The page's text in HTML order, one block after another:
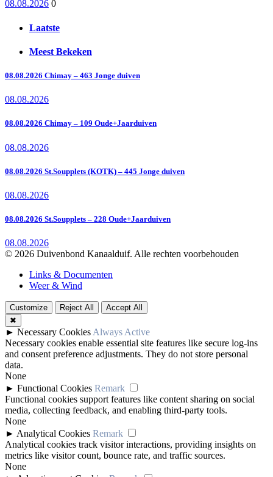
08.08.2026 0
Laatste
Meest Bekeken
08.08.2026 Chimay – 463 Jonge duiven
08.08.2026
08.08.2026 Chimay – 109 Oude+Jaarduiven
08.08.2026
08.08.2026 St.Soupplets (KOTK) – 445 Jonge duiven
08.08.2026
08.08.2026 St.Soupplets – 228 Oude+Jaarduiven
08.08.2026
© 2026 Duivenbond Kanaalduif. Alle rechten voorbehouden
Links & Documenten
Weer & Wind
Customize Reject All
Accept All
✖
► Necessary Cookies Always Active
Necessary cookies enable essential site features like secure log-ins
and consent preference adjustments. They do not store personal
data.
None
► Functional Cookies Remark
Functional cookies support features like content sharing on social
media, collecting feedback, and enabling third-party tools.
None
► Analytical Cookies Remark
Analytical cookies track visitor interactions, providing insights on
metrics like visitor count, bounce rate, and traffic sources.
None